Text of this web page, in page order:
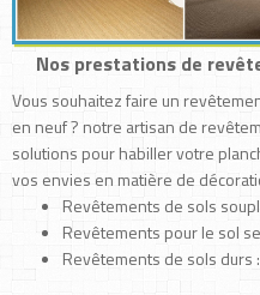
Nos prestations de
Vous souhaitez faire un
en neuf ? notre artisan de
solutions pour habiller votre
vos envies en matière de
Revêtements de sols
Revêtements pour le sol
Revêtements de sols durs